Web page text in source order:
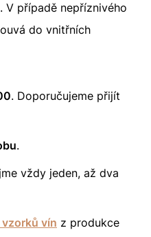
V případě nepříznivého
do vnitřních
. Doporučujeme přijít
.
vždy jeden, až dva
vzorků vín z produkce